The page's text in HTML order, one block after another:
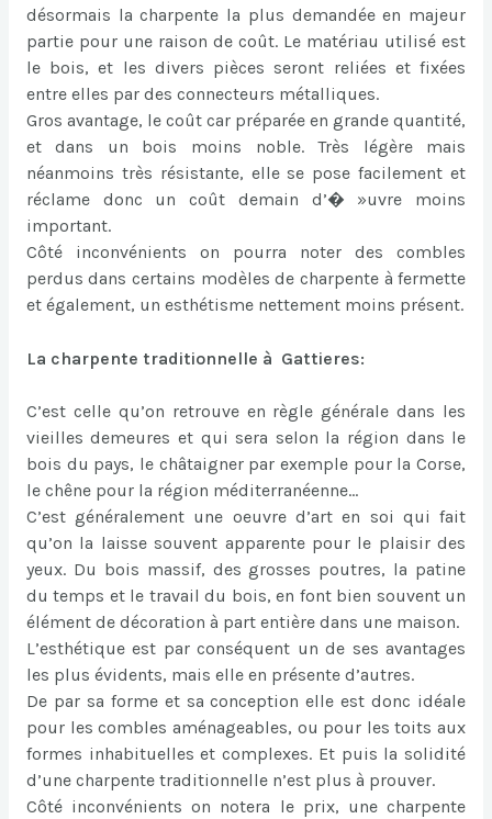
désormais la charpente la plus demandée en majeur
partie pour une raison de coût. Le matériau utilisé est
le bois, et les divers pièces seront reliées et fixées
entre elles par des connecteurs métalliques.
Gros avantage, le coût car préparée en grande quantité,
et dans un bois moins noble. Très légère mais
néanmoins très résistante, elle se pose facilement et
réclame donc un coût demain d’� »uvre moins
important.
Côté inconvénients on pourra noter des combles
perdus dans certains modèles de charpente à fermette
et également, un esthétisme nettement moins présent.
La charpente traditionnelle à Gattieres:
C’est celle qu’on retrouve en règle générale dans les
vieilles demeures et qui sera selon la région dans le
bois du pays, le châtaigner par exemple pour la Corse,
le chêne pour la région méditerranéenne…
C’est généralement une oeuvre d’art en soi qui fait
qu’on la laisse souvent apparente pour le plaisir des
yeux. Du bois massif, des grosses poutres, la patine
du temps et le travail du bois, en font bien souvent un
élément de décoration à part entière dans une maison.
L’esthétique est par conséquent un de ses avantages
les plus évidents, mais elle en présente d’autres.
De par sa forme et sa conception elle est donc idéale
pour les combles aménageables, ou pour les toits aux
formes inhabituelles et complexes. Et puis la solidité
d’une charpente traditionnelle n’est plus à prouver.
Côté inconvénients on notera le prix, une charpente